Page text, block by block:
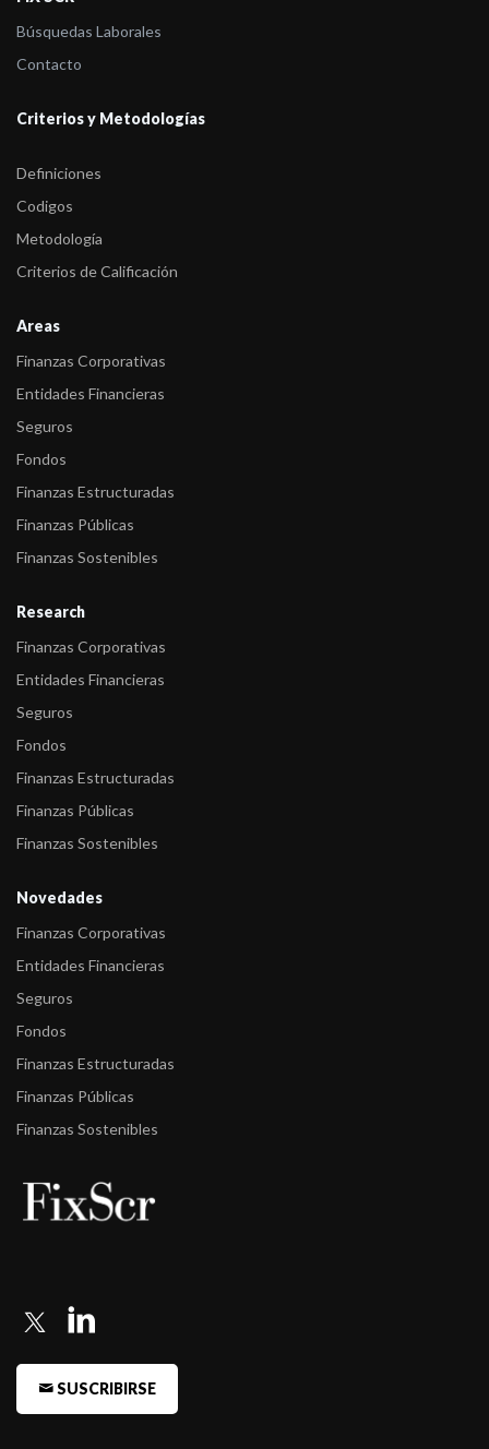
Búsquedas Laborales
Contacto
Criterios y Metodologías
Definiciones
Codigos
Metodología
Criterios de Calificación
Areas
Finanzas Corporativas
Entidades Financieras
Seguros
Fondos
Finanzas Estructuradas
Finanzas Públicas
Finanzas Sostenibles
Research
Finanzas Corporativas
Entidades Financieras
Seguros
Fondos
Finanzas Estructuradas
Finanzas Públicas
Finanzas Sostenibles
Novedades
Finanzas Corporativas
Entidades Financieras
Seguros
Fondos
Finanzas Estructuradas
Finanzas Públicas
Finanzas Sostenibles
SUSCRIBIRSE